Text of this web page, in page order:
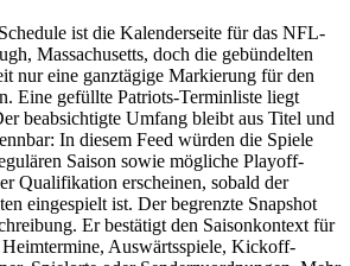
ist die Kalenderseite für das NFL-
Massachusetts, doch die gebündelten
nur eine ganztägige Markierung für den
Eine gefüllte Patriots-Terminliste liegt
beabsichtigte Umfang bleibt aus Titel und
In diesem Feed würden die Spiele
Saison sowie mögliche Playoff-
Qualifikation erscheinen, sobald der
eingespielt ist. Der begrenzte Snapshot
Er bestätigt den Saisonkontext für
Heimtermine, Auswärtsspiele, Kickoff-